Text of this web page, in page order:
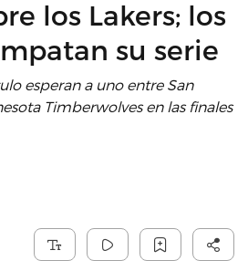
los Lakers; los
su serie
esperan a uno entre San
Timberwolves en las finales